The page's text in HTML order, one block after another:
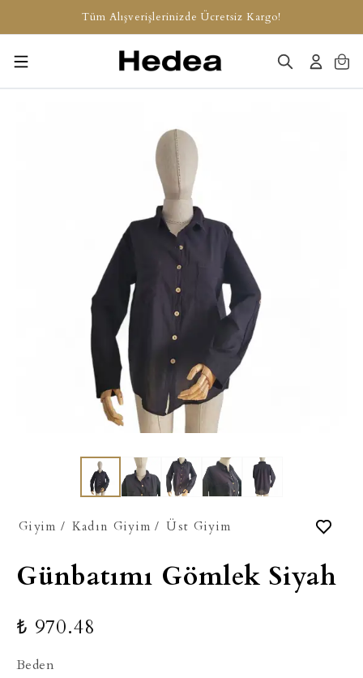
Tüm Alışverişlerinizde Ücretsiz Kargo!
Giyim / Kadın Giyim / Üst Giyim
Günbatımı Gömlek Siyah
₺ 970.48
Beden